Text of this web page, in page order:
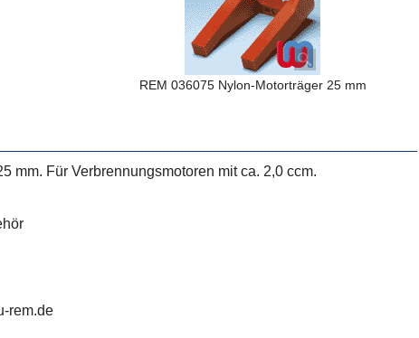
REM 036075 Nylon-Motorträger 25 mm
mm. Für Verbrennungsmotoren mit ca. 2,0 ccm.
rem.de